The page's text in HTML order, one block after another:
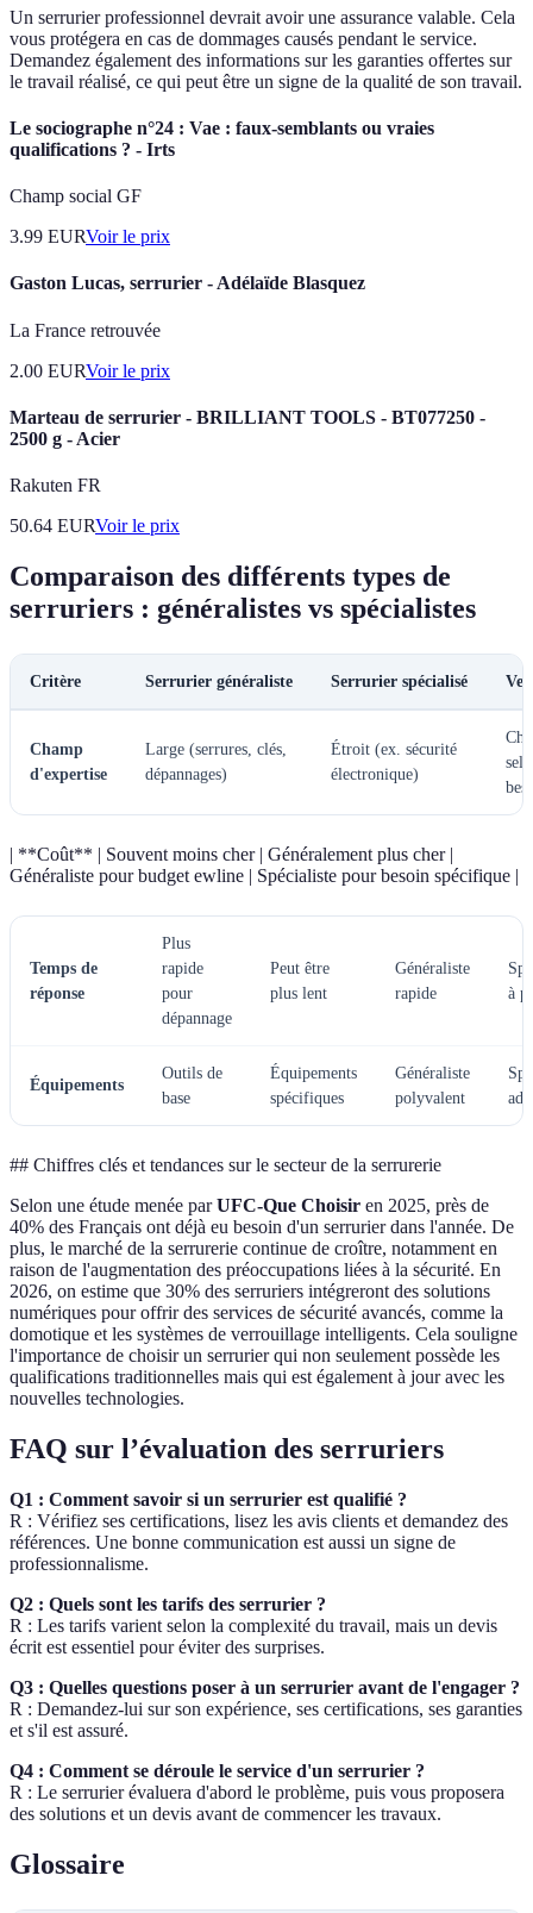
Un serrurier professionnel devrait avoir une assurance valable. Cela
vous protégera en cas de dommages causés pendant le service.
Demandez également des informations sur les garanties offertes sur
le travail réalisé, ce qui peut être un signe de la qualité de son travail.
Le sociographe n°24 : Vae : faux-semblants ou vraies
qualifications ? - Irts
Champ social GF
3.99 EURVoir le prix
Gaston Lucas, serrurier - Adélaïde Blasquez
La France retrouvée
2.00 EURVoir le prix
Marteau de serrurier - BRILLIANT TOOLS - BT077250 -
2500 g - Acier
Rakuten FR
50.64 EURVoir le prix
Comparaison des différents types de
serruriers : généralistes vs spécialistes
Critère Serrurier généraliste Serrurier spécialisé
Champ
d'expertise
Large (serrures, clés,
dépannages)
Étroit (ex. sécurité
électronique)
| **Coût** | Souvent moins cher | Généralement plus cher |
Généraliste pour budget ewline | Spécialiste pour besoin spécifique |
Temps de
réponse
Plus
rapide
pour
dépannage
Peut être
plus lent
Généraliste
rapide
à
Équipements
Outils de
base
Équipements
spécifiques
Généraliste
polyvalent
## Chiffres clés et tendances sur le secteur de la serrurerie
Selon une étude menée parUFC-Que Choisir en 2025, près de
40% des Français ont déjà eu besoin d'un serrurier dans l'année. De
plus, le marché de la serrurerie continue de croître, notamment en
raison de l'augmentation des préoccupations liées à la sécurité. En
2026, on estime que 30% des serruriers intégreront des solutions
numériques pour offrir des services de sécurité avancés, comme la
domotique et les systèmes de verrouillage intelligents. Cela souligne
l'importance de choisir un serrurier qui non seulement possède les
qualifications traditionnelles mais qui est également à jour avec les
nouvelles technologies.
FAQ sur l’évaluation des serruriers
Q1 : Comment savoir si un serrurier est qualifié ?
R : Vérifiez ses certifications, lisez les avis clients et demandez des
références. Une bonne communication est aussi un signe de
professionnalisme.
Q2 : Quels sont les tarifs des serrurier ?
R : Les tarifs varient selon la complexité du travail, mais un devis
écrit est essentiel pour éviter des surprises.
Q3 : Quelles questions poser à un serrurier avant de l'engager ?
R : Demandez-lui sur son expérience, ses certifications, ses garanties
et s'il est assuré.
Q4 : Comment se déroule le service d'un serrurier ?
R : Le serrurier évaluera d'abord le problème, puis vous proposera
des solutions et un devis avant de commencer les travaux.
Glossaire